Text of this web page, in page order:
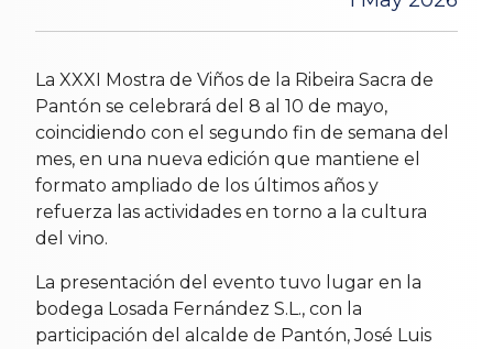
La XXXI Mostra de Viños de la Ribeira Sacra de
Pantón se celebrará del 8 al 10 de mayo,
coincidiendo con el segundo fin de semana del
mes, en una nueva edición que mantiene el
formato ampliado de los últimos años y
refuerza las actividades en torno a la cultura
del vino.
La presentación del evento tuvo lugar en la
bodega Losada Fernández S.L., con la
participación del alcalde de Pantón, José Luis